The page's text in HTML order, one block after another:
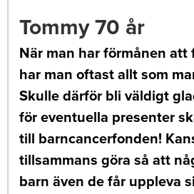
Tommy 70 år
När man har förmånen att
har man oftast allt som
Skulle därför bli väldigt
för eventuella presenter
till barncancerfonden!
tillsammans göra så att
barn även de får uppleva